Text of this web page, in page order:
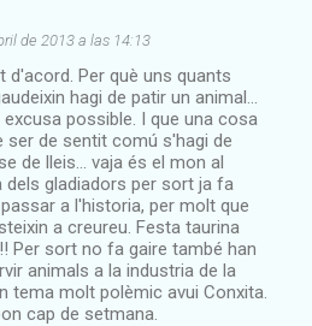
de 2013 a las 14:13
d'acord. Per què uns quants
hagi de patir un animal...
possible. I que una cosa
ser de sentit comú s'hagi de
de lleis... vaja és el mon al
dels gladiadors per sort ja fa
a l'historia, per molt que
a creureu. Festa taurina
Per sort no fa gaire també han
animals a la industria de la
tema molt polèmic avui Conxita.
cap de setmana.